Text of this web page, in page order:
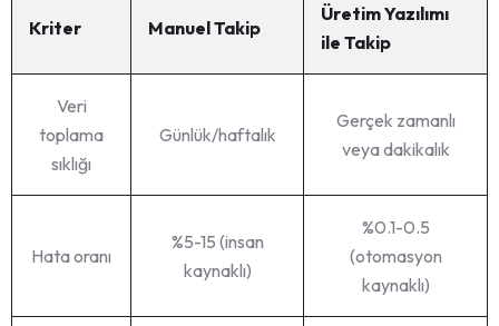
Kriter Manuel Takip
Üretim Yazılımı
ile Takip
Veri
toplama
sıklığı
Günlük/haftalık
Gerçek zamanlı
veya dakikalık
Hata oranı
%5-15 (insan
kaynaklı)
%0.1-0.5
(otomasyon
kaynaklı)